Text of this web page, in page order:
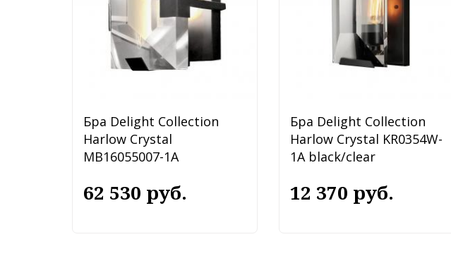
Бра Delight Collection
Harlow Crystal
MB16055007-1A
62 530 руб.
Бра Delight Collection
Harlow Crystal KR0354W-
1A black/clear
12 370 руб.